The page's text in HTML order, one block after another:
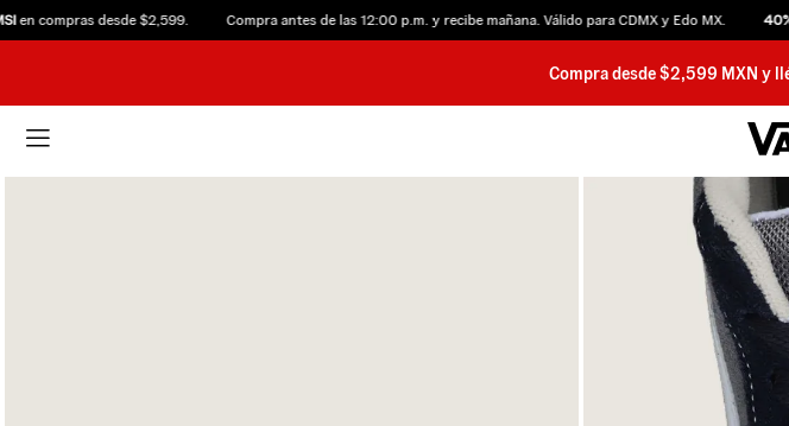
compras desde $2,599. Compra antes de las 12:00 p.m. y recibe mañana. Válido para CDMX y Edo MX. 40%
Compra desde $2,599 MXN y